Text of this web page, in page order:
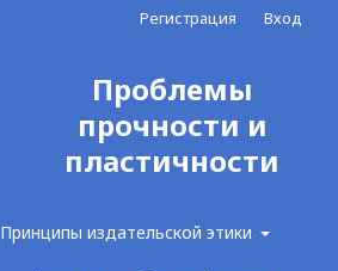
Проблемы
прочности и
пластичности
Принципы издательской этики
Регистрация Вход